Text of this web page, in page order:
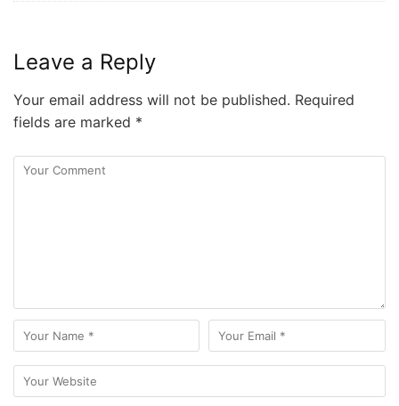
Leave a Reply
Your email address will not be published. Required
fields are marked *